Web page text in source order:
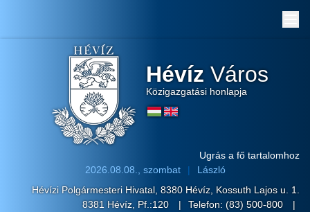
Hévíz Város
Közigazgatási honlapja
Ugrás a fő tartalomhoz
2026.08.08., szombat
László
Hévízi Polgármesteri Hivatal, 8380 Hévíz, Kossuth Lajos u. 1.
8381 Hévíz, Pf.:120
Telefon: (83) 500-800